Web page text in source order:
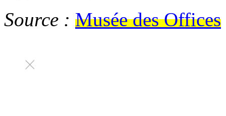
Source : Musée des Offices